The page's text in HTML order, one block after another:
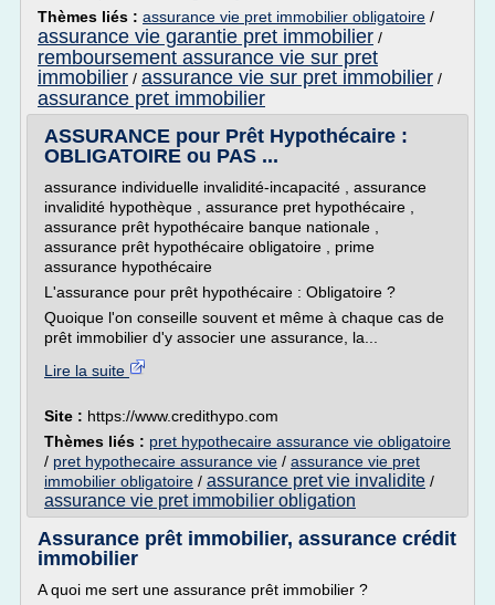
Thèmes liés : assurance vie pret immobilier obligatoire /
assurance vie garantie pret immobilier /
remboursement assurance vie sur pret
immobilier / assurance vie sur pret immobilier /
assurance pret immobilier
ASSURANCE pour Prêt Hypothécaire :
OBLIGATOIRE ou PAS ...
assurance individuelle invalidité-incapacité , assurance
invalidité hypothèque , assurance pret hypothécaire ,
assurance prêt hypothécaire banque nationale ,
assurance prêt hypothécaire obligatoire , prime
assurance hypothécaire
L'assurance pour prêt hypothécaire : Obligatoire ?
Quoique l'on conseille souvent et même à chaque cas de
prêt immobilier d'y associer une assurance, la...
Lire la suite
Site : https://www.credithypo.com
Thèmes liés : pret hypothecaire assurance vie obligatoire
/ pret hypothecaire assurance vie / assurance vie pret
immobilier obligatoire / assurance pret vie invalidite /
assurance vie pret immobilier obligation
Assurance prêt immobilier, assurance crédit
immobilier
A quoi me sert une assurance prêt immobilier ?